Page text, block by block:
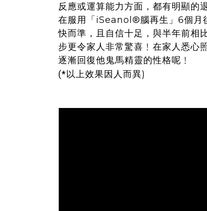
反應或運算能力方面，都有明顯的退
在服用「iSeanol®腦再生」6個月
快而準，且自信十足，與半年前相
步更令家人非常驚喜﹗在家人悉心
逐漸回復他鬼馬精靈的性格呢﹗
(*以上效果因人而異)